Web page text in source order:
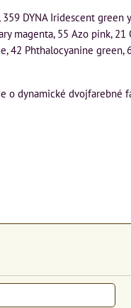
DYNA Iridescent
magenta, 55 Azo pink,
42 Phthalocyanine
o dynamické